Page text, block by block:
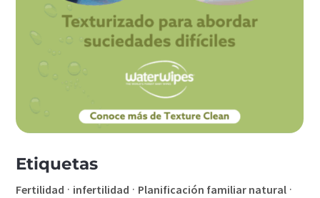
Etiquetas
Fertilidad · infertilidad · Planificación familiar natural ·